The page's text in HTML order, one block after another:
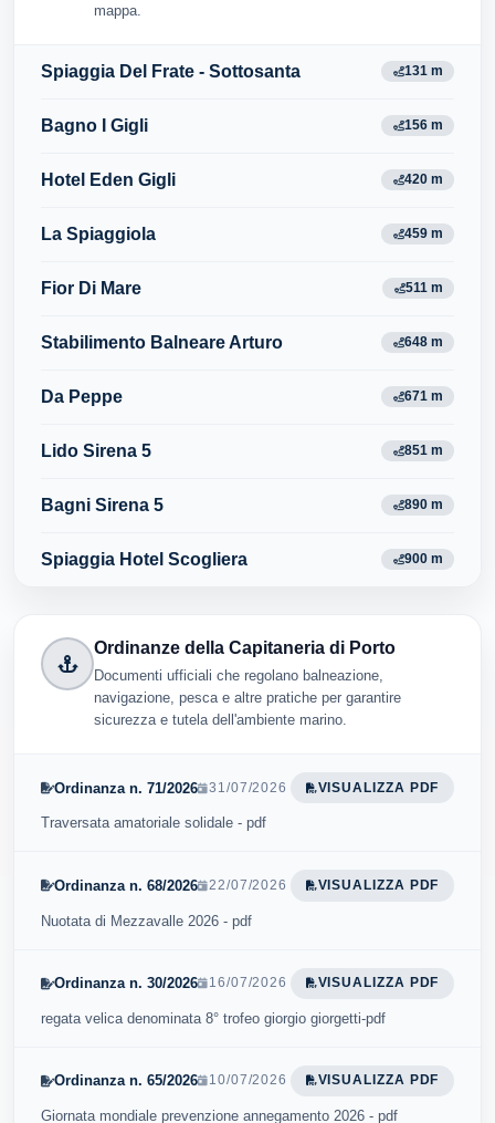
mappa.
Spiaggia Del Frate - Sottosanta 131 m
Bagno I Gigli 156 m
Hotel Eden Gigli 420 m
La Spiaggiola 459 m
Fior Di Mare 511 m
Stabilimento Balneare Arturo 648 m
Da Peppe 671 m
Lido Sirena 5 851 m
Bagni Sirena 5 890 m
Spiaggia Hotel Scogliera 900 m
Ordinanze della Capitaneria di Porto
Documenti ufficiali che regolano balneazione,
navigazione, pesca e altre pratiche per garantire
sicurezza e tutela dell'ambiente marino.
Ordinanza n. 71/2026 31/07/2026 VISUALIZZA PDF
Traversata amatoriale solidale - pdf
Ordinanza n. 68/2026 22/07/2026 VISUALIZZA PDF
Nuotata di Mezzavalle 2026 - pdf
Ordinanza n. 30/2026 16/07/2026 VISUALIZZA PDF
regata velica denominata 8° trofeo giorgio giorgetti-pdf
Ordinanza n. 65/2026 10/07/2026 VISUALIZZA PDF
Giornata mondiale prevenzione annegamento 2026 - pdf